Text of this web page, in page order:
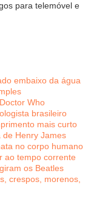
para telemóvel e
embaixo da água
Who
brasileiro
mais curto
de Henry James
no corpo humano
ao tempo corrente
os Beatles
crespos, morenos,